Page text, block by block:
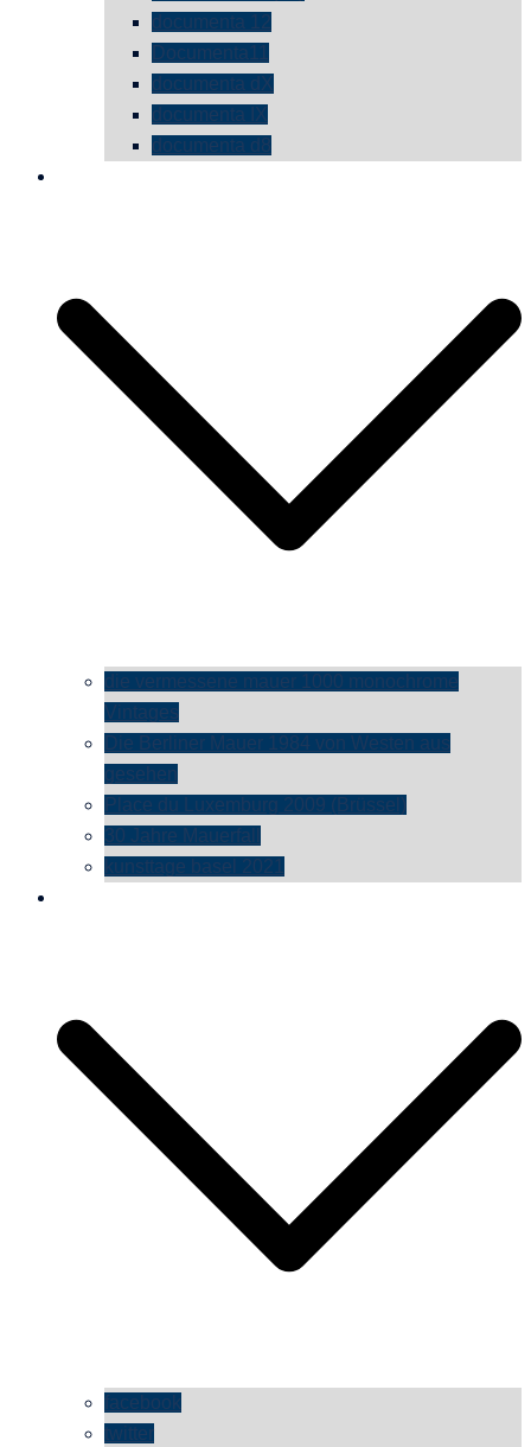
documenta 12
Documenta11
documenta dX
documenta IX
documenta d8
die vermessene mauer 1000 monochrome
Vintages
Die Berliner Mauer 1984 von Westen aus
gesehen
Place du Luxemburg 2009 (Brüssel)
30 Jahre Mauerfall
kunsttage basel 2021
facebook
twitter